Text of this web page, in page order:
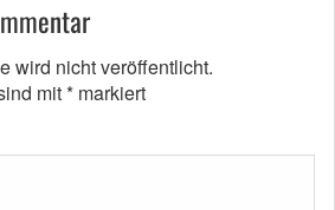
wird nicht veröffentlicht.
mit* markiert